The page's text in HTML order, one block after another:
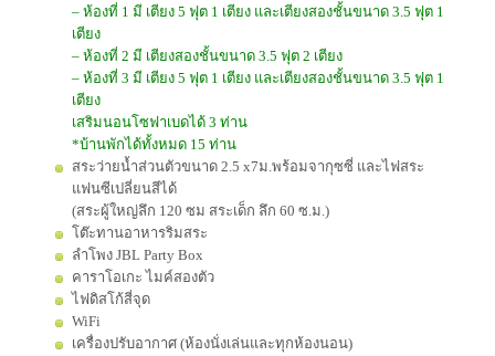
– ห้องที่ 1 มี เตียง 5 ฟุต 1 เตียง และเตียงสองชั้นขนาด 3.5 ฟุต 1
เตียง
– ห้องที่ 2 มี เตียงสองชั้นขนาด 3.5 ฟุต 2 เตียง
– ห้องที่ 3 มี เตียง 5 ฟุต 1 เตียง และเตียงสองชั้นขนาด 3.5 ฟุต 1
เตียง
เสริมนอนโซฟาเบดได้ 3 ท่าน
*บ้านพักได้ทั้งหมด 15 ท่าน
สระว่ายน้ำส่วนตัวขนาด 2.5 x7ม.พร้อมจากุซซี่ และไฟสระ
แฟนซีเปลี่ยนสีได้
(สระผู้ใหญ่ลึก 120 ซม สระเด็ก ลึก 60 ซ.ม.)
โต๊ะทานอาหารริมสระ
ลำโพง JBL Party Box
คาราโอเกะ ไมค์สองตัว
ไฟดิสโก้สี่จุด
WiFi
เครื่องปรับอากาศ (ห้องนั่งเล่นและทุกห้องนอน)